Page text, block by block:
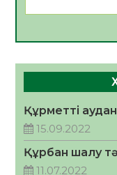
ҚҰРЫЛТАЙ
06.08.2026
жұмыстарының
06.08.2026
Құрметті
15.09.2022
Құрбан шалу
11.07.2022